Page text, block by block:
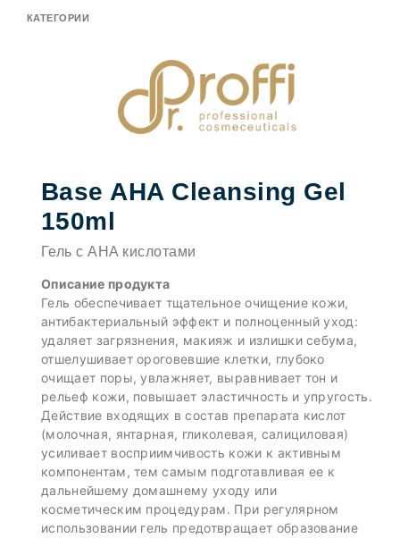
КАТЕГОРИИ
Base AHA Cleansing Gel
150ml
Гель с AHA кислотами
Описание продукта
Гель обеспечивает тщательное очищение кожи,
антибактериальный эффект и полноценный уход:
удаляет загрязнения, макияж и излишки себума,
отшелушивает ороговевшие клетки, глубоко
очищает поры, увлажняет, выравнивает тон и
рельеф кожи, повышает эластичность и упругость.
Действие входящих в состав препарата кислот
(молочная, янтарная, гликолевая, салициловая)
усиливает восприимчивость кожи к активным
компонентам, тем самым подготавливая ее к
дальнейшему домашнему уходу или
косметическим процедурам. При регулярном
использовании гель предотвращает образование